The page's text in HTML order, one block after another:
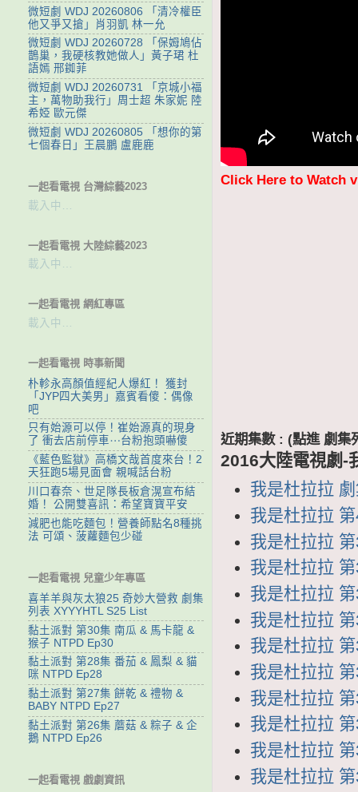
Click Here to Watch
近期集數 : (點進 劇集
2016大陸電視劇-
我是杜拉拉
我是杜拉拉
我是杜拉拉
我是杜拉拉
我是杜拉拉
我是杜拉拉
我是杜拉拉
我是杜拉拉
我是杜拉拉
我是杜拉拉
我是杜拉拉
我是杜拉拉
微短劇 WDJ 20260806 「清冷權臣
他又爭又搶」肖羽凱 林一允
微短劇 WDJ 20260728 「保姆鳩佔
鵲巢，我硬核教她做人」黃子珺 杜
語嫣 邢銣菲
微短劇 WDJ 20260731 「京城小福
主，萬物助我行」周士超 朱家妮 陸
希婭 歐元傑
微短劇 WDJ 20260805 「想你的第
七個春日」王晨鵬 盧鹿鹿
一起看電視 台灣綜藝2023
載入中…
一起看電視 大陸綜藝2023
載入中…
一起看電視 網紅專區
載入中…
一起看電視 時事新聞
朴軫永高顏值經紀人爆紅！ 獲封
「JYP四大美男」嘉賓看傻：偶像
吧
只有始源可以停！崔始源真的現身
了 衝去店前停車⋯台粉抱頭嚇傻
《藍色監獄》高橋文哉首度來台！2
天狂跑5場見面會 親喊話台粉
川口春奈、世足隊長板倉滉宣布結
婚！ 公開雙喜訊：希望寶寶平安
減肥也能吃麵包！營養師點名8種挑
法 可頌、菠蘿麵包少碰
一起看電視 兒童少年專區
喜羊羊與灰太狼25 奇妙大營救 劇集
列表 XYYYHTL S25 List
黏土派對 第30集 南瓜 & 馬卡龍 &
猴子 NTPD Ep30
黏土派對 第28集 番茄 & 鳳梨 & 貓
咪 NTPD Ep28
黏土派對 第27集 餅乾 & 禮物 &
BABY NTPD Ep27
黏土派對 第26集 蘑菇 & 粽子 & 企
鵝 NTPD Ep26
一起看電視 戲劇資訊